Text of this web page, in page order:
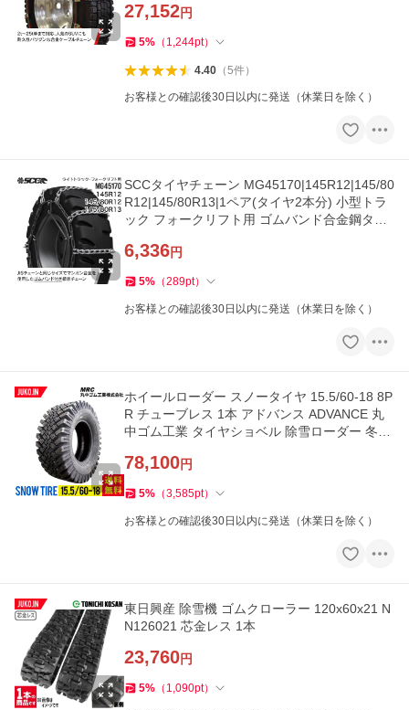
27,152円
5% （ 1,244pt）
4.40（5件）
お客様との確認後30日以内に発送（休業日を除く）
SCCタイヤチェーン MG45170|145R12|145/80
R12|145/80R13|1ペア(タイヤ2本分) 小型トラ
ック フォークリフト用 ゴムバンド合金鋼タイ
6,336円
5% （289pt）
お客様との確認後30日以内に発送（休業日を除く）
ホイールローダー スノータイヤ 15.5/60-18 8P
R チューブレス 1本 アドバンス ADVANCE 丸
中ゴム工業 タイヤショベル 除雪ローダー 冬タ
78,100円
5% （3,585pt）
お客様との確認後30日以内に発送（休業日を除く）
東日興産 除雪機 ゴムクローラー 120x60x21 N
N126021 芯金レス 1本
23,760円
5% （ 1,090pt）